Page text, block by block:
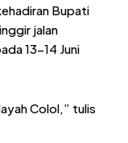
Bupati
jalan
13-14 Juni
Colol,” tulis